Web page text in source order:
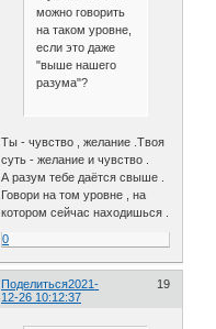
можно говорить
на таком уровне,
если это даже
"выше нашего
разума"?
Ты - чувство , желание .Твоя
суть - желание и чувство .
А разум тебе даётся свыше .
Говори на том уровне , на
котором сейчас находишься .
0
Поделиться 19
2021-
12-26 10:12:37